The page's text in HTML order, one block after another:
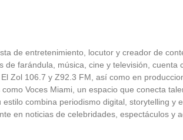
de entretenimiento, locutor y creador de
de farándula, música, cine y televisión, cuenta
Zol 106.7 y Z92.3 FM, así como en
Voces Miami, un espacio que conecta
combina periodismo digital, storytelling y
en noticias de celebridades, espectáculos y